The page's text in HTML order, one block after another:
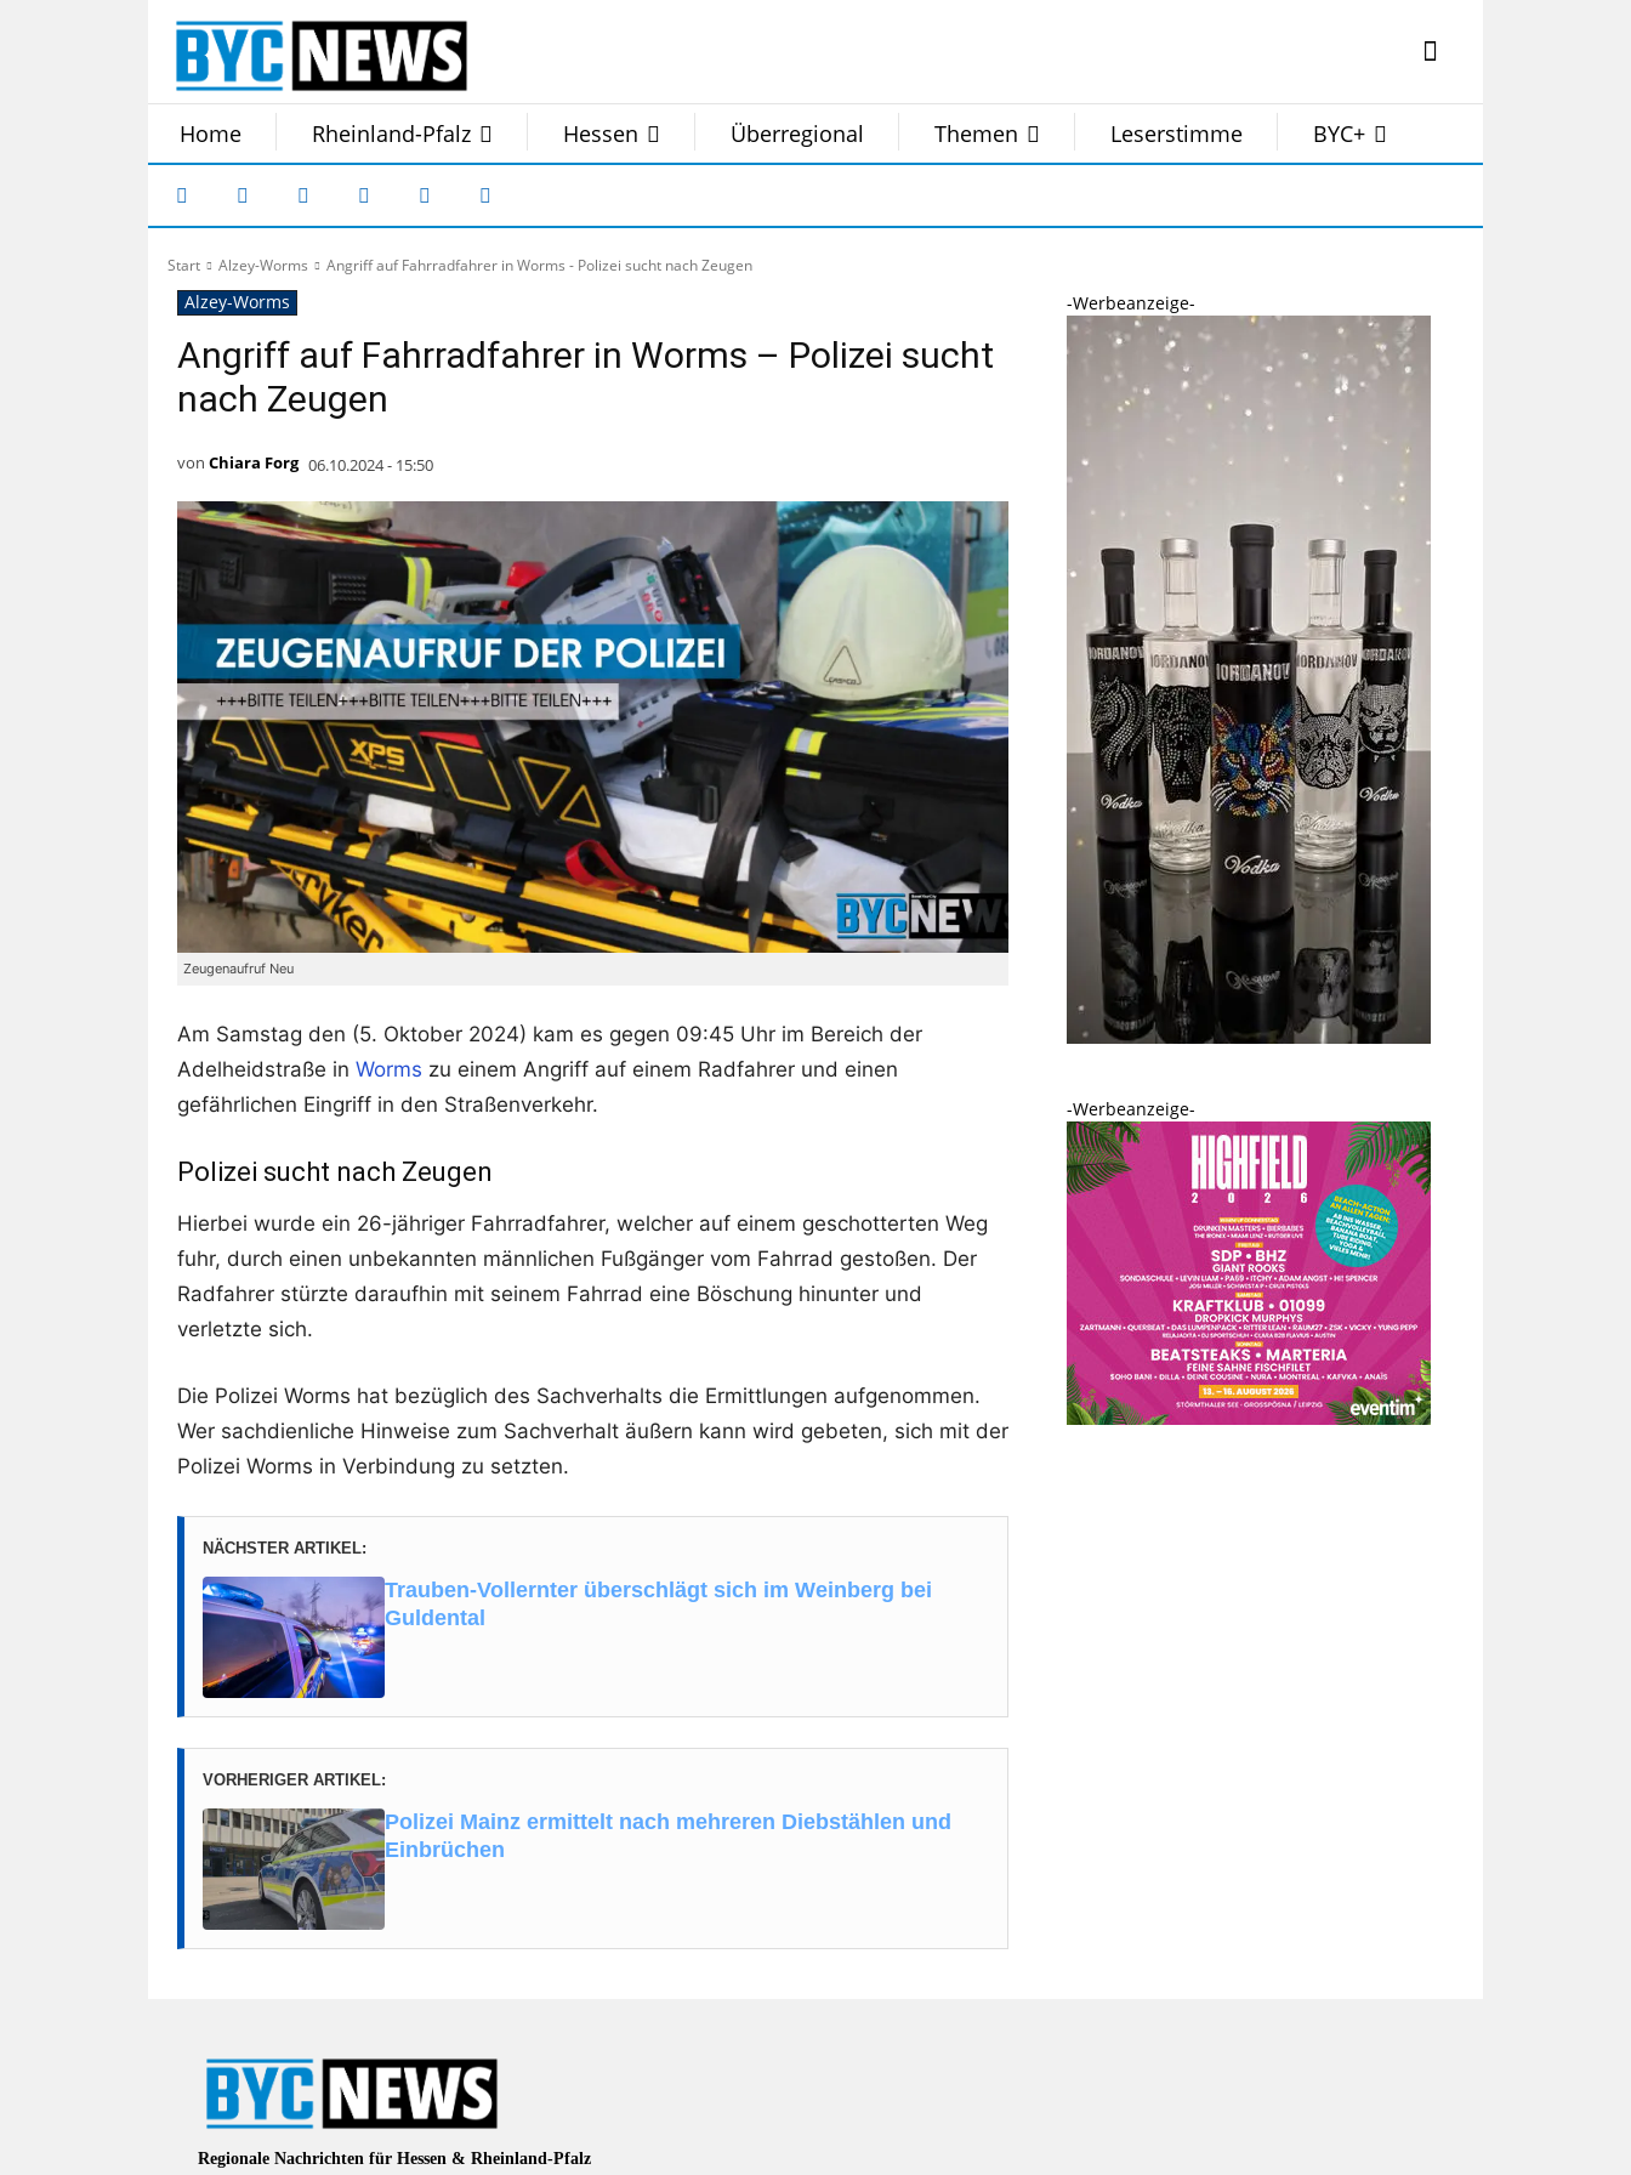
Home Rheinland-Pfalz Hessen Überregional Themen Leserstimme BYC+
Start Alzey-Worms Angriff auf Fahrradfahrer in Worms - Polizei sucht nach Zeugen
Alzey-Worms
Angriff auf Fahrradfahrer in Worms – Polizei sucht
nach Zeugen
von Chiara Forg 06.10.2024 - 15:50
Zeugenaufruf Neu
Am Samstag den (5. Oktober 2024) kam es gegen 09:45 Uhr im Bereich der
Adelheidstraße in Worms zu einem Angriff auf einem Radfahrer und einen
gefährlichen Eingriff in den Straßenverkehr.
Polizei sucht nach Zeugen
Hierbei wurde ein 26-jähriger Fahrradfahrer, welcher auf einem geschotterten Weg
fuhr, durch einen unbekannten männlichen Fußgänger vom Fahrrad gestoßen. Der
Radfahrer stürzte daraufhin mit seinem Fahrrad eine Böschung hinunter und
verletzte sich.
Die Polizei Worms hat bezüglich des Sachverhalts die Ermittlungen aufgenommen.
Wer sachdienliche Hinweise zum Sachverhalt äußern kann wird gebeten, sich mit der
Polizei Worms in Verbindung zu setzten.
NÄCHSTER ARTIKEL:
Trauben-Vollernter überschlägt sich im Weinberg bei
Guldental
VORHERIGER ARTIKEL:
Polizei Mainz ermittelt nach mehreren Diebstählen und
Einbrüchen
-Werbeanzeige-
-Werbeanzeige-
Regionale Nachrichten für Hessen & Rheinland-Pfalz